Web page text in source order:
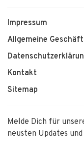
Impressum
Allgemeine
Kontakt
Sitemap
Melde Dich für
neusten Updates